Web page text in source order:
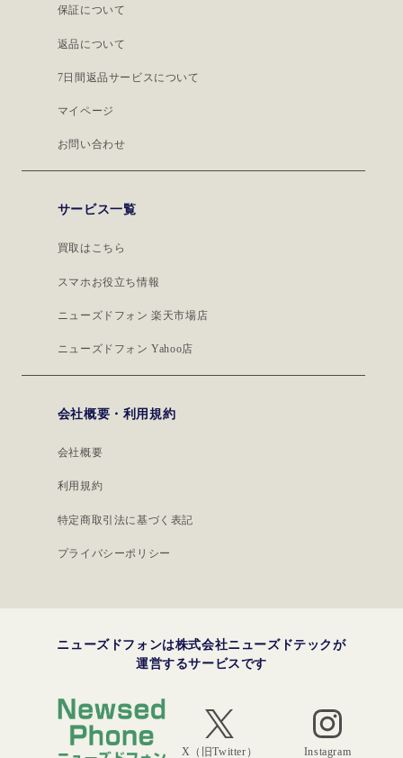
保証について
返品について
7日間返品サービスについて
マイページ
お問い合わせ
サービス一覧
買取はこちら
スマホお役立ち情報
ニューズドフォン 楽天市場店
ニューズドフォン Yahoo店
会社概要・利用規約
会社概要
利用規約
特定商取引法に基づく表記
プライバシーポリシー
ニューズドフォンは株式会社ニューズドテックが
運営するサービスです
X（旧Twitter） Instagram